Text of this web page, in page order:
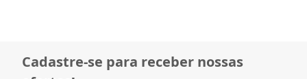
Cadastre-se para receber nossas